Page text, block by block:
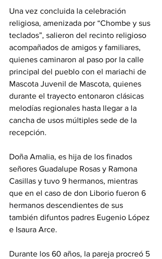
Una vez concluida la celebración
religiosa, amenizada por “Chombe y sus
teclados”, salieron del recinto religioso
acompañados de amigos y familiares,
quienes caminaron al paso por la calle
principal del pueblo con el mariachi de
Mascota Juvenil de Mascota, quienes
durante el trayecto entonaron clásicas
melodías regionales hasta llegar a la
cancha de usos múltiples sede de la
recepción.
Doña Amalia, es hija de los finados
señores Guadalupe Rosas y Ramona
Casillas y tuvo 9 hermanos, mientras
que en el caso de don Liborio fueron 6
hermanos descendientes de sus
también difuntos padres Eugenio López
e Isaura Arce.
Durante los 60 años, la pareja procreó 5